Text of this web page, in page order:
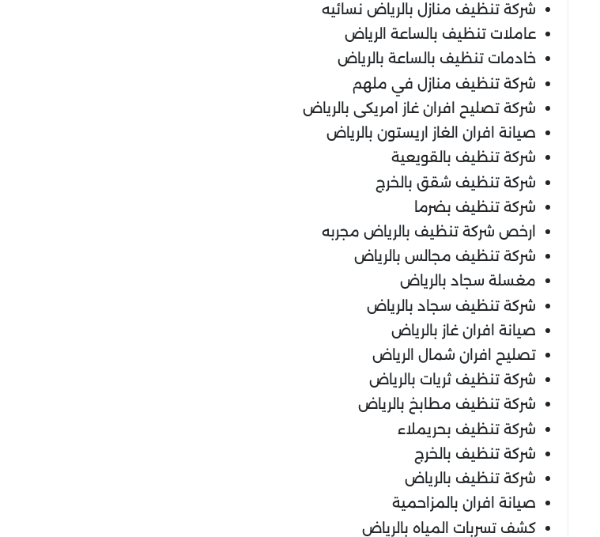
شركة تنظيف منازل بالرياض نسائيه
عاملات تنظيف بالساعة الرياض
خادمات تنظيف بالساعة بالرياض
شركة تنظيف منازل في ملهم
شركة تصليح افران غاز امريكى بالرياض
صيانة افران الغاز اريستون بالرياض
شركة تنظيف بالقويعية
شركة تنظيف شقق بالخرج
شركة تنظيف بضرما
ارخص شركة تنظيف بالرياض مجربه
شركة تنظيف مجالس بالرياض
مغسلة سجاد بالرياض
شركة تنظيف سجاد بالرياض
صيانة افران غاز بالرياض
تصليح افران شمال الرياض
شركة تنظيف ثريات بالرياض
شركة تنظيف مطابخ بالرياض
شركة تنظيف بحريملاء
شركة تنظيف بالخرج
شركة تنظيف بالرياض
صيانة افران بالمزاحمية
كشف تسربات المياه بالرياض